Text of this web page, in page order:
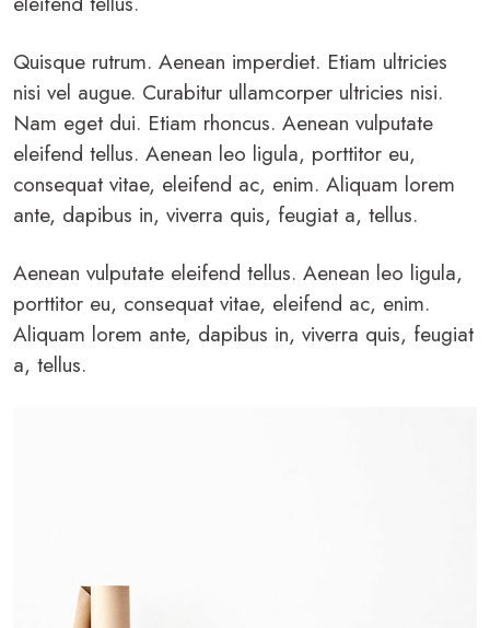
Quisque rutrum. Aenean imperdiet. Etiam ultricies
nisi vel augue. Curabitur ullamcorper ultricies nisi.
Nam eget dui. Etiam rhoncus. Aenean vulputate
eleifend tellus. Aenean leo ligula, porttitor eu,
consequat vitae, eleifend ac, enim. Aliquam lorem
ante, dapibus in, viverra quis, feugiat a, tellus.
Aenean vulputate eleifend tellus. Aenean leo ligula,
porttitor eu, consequat vitae, eleifend ac, enim.
Aliquam lorem ante, dapibus in, viverra quis, feugiat
a, tellus.